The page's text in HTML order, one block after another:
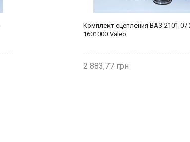
Комплект сцепления ВАЗ 2101-07
1601000 Valeo
2 883,77